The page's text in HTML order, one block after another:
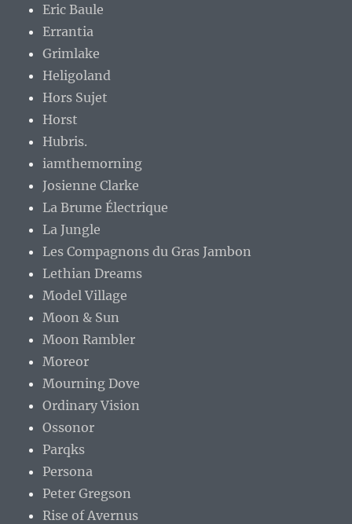
Eric Baule
Errantia
Grimlake
Heligoland
Hors Sujet
Horst
Hubris.
iamthemorning
Josienne Clarke
La Brume Électrique
La Jungle
Les Compagnons du Gras Jambon
Lethian Dreams
Model Village
Moon & Sun
Moon Rambler
Moreor
Mourning Dove
Ordinary Vision
Ossonor
Parqks
Persona
Peter Gregson
Rise of Avernus